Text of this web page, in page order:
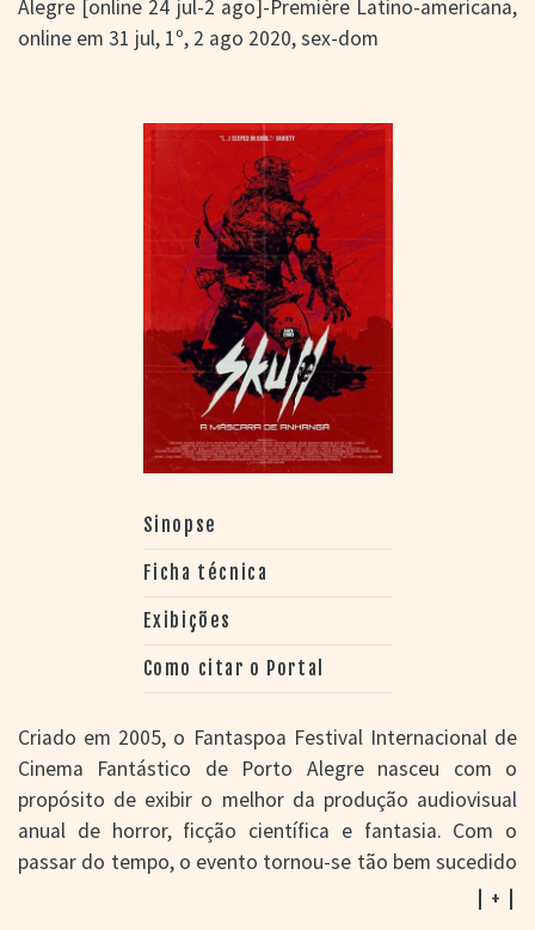
Alegre [online 24 jul-2 ago]-Première Latino-americana,
online em 31 jul, 1º, 2 ago 2020, sex-dom
Sinopse
Ficha técnica
Exibições
Como citar o Portal
Criado em 2005, o Fantaspoa Festival Internacional de
Cinema Fantástico de Porto Alegre nasceu com o
propósito de exibir o melhor da produção audiovisual
anual de horror, ficção científica e fantasia. Com o
passar do tempo, o evento tornou-se tão bem sucedido
que os organizadores passaram a explorar novas
| + |